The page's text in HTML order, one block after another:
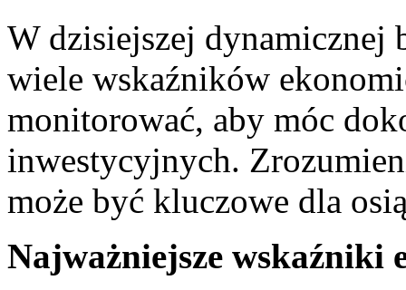
W dzisiejszej dynamicznej
wiele wskaźników
monitorować, aby móc
inwestycyjnych.
może być kluczowe dla
Najważniejsze ​wskaźniki